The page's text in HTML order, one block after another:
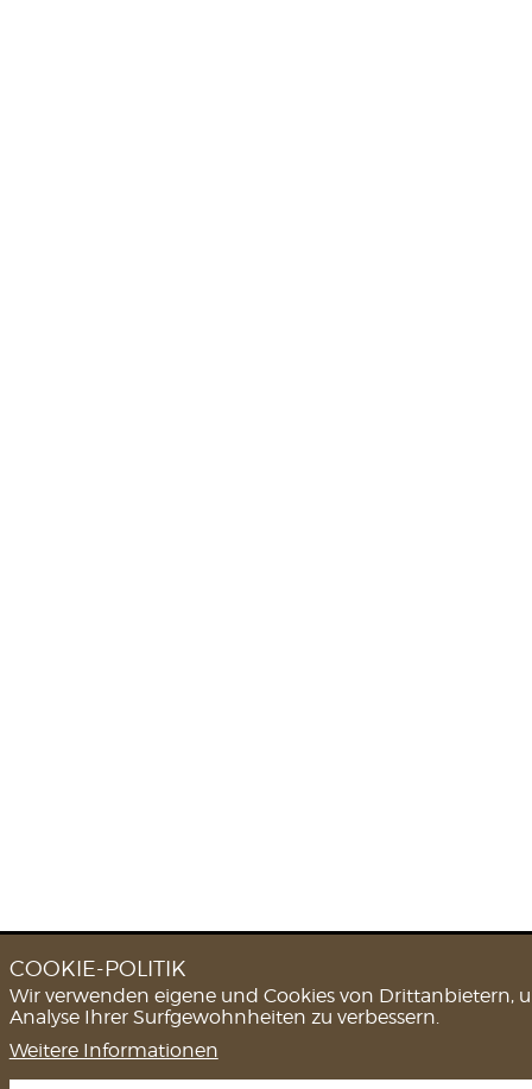
COOKIE-POLITIK
Wir verwenden eigene und Cookies von Drittanbietern,
Analyse Ihrer Surfgewohnheiten zu verbessern.
Weitere Informationen